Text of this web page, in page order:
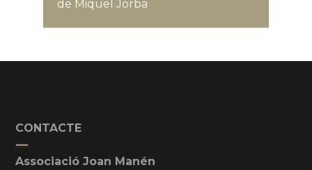
de Miquel Jorba
CONTACTE
Associació Joan Manén